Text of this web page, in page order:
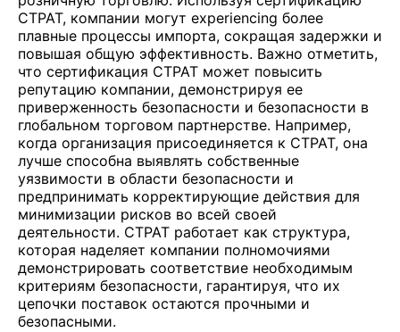
CTPAT, компании могут experiencing более
плавные процессы импорта, сокращая задержки и
повышая общую эффективность. Важно отметить,
что сертификация CTPAT может повысить
репутацию компании, демонстрируя ее
приверженность безопасности и безопасности в
глобальном торговом партнерстве. Например,
когда организация присоединяется к CTPAT, она
лучше способна выявлять собственные
уязвимости в области безопасности и
предпринимать корректирующие действия для
минимизации рисков во всей своей
деятельности. CTPAT работает как структура,
которая наделяет компании полномочиями
демонстрировать соответствие необходимым
критериям безопасности, гарантируя, что их
цепочки поставок остаются прочными и
безопасными.